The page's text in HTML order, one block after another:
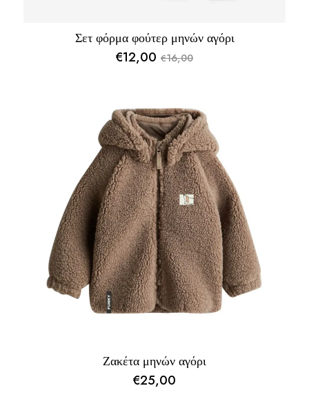
Σετ φόρμα φούτερ μηνών αγόρι
€16,00
Original
€16,00.
€12,00Η
είναι:
€12,00.
Ζακέτα μηνών αγόρι
€25,00